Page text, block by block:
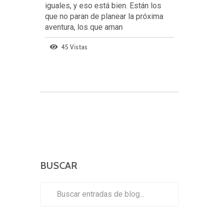
iguales, y eso está bien. Están los
que no paran de planear la próxima
aventura, los que aman
45 Vistas
BUSCAR